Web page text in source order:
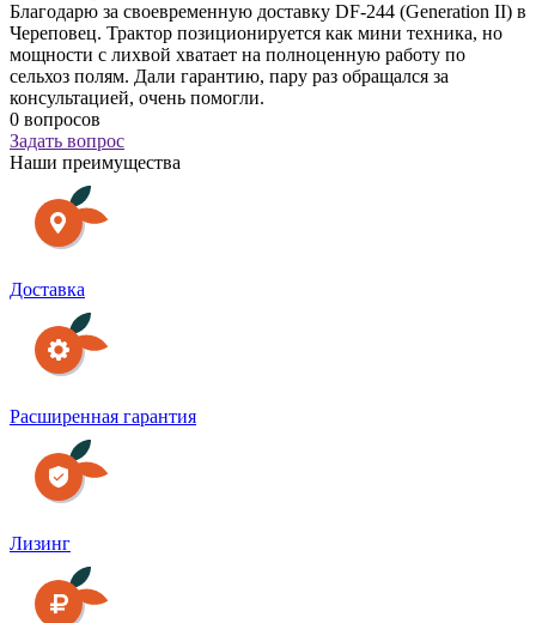
Благодарю за своевременную доставку DF-244 (Generation II) в
Череповец. Трактор позиционируется как мини техника, но
мощности с лихвой хватает на полноценную работу по
сельхоз полям. Дали гарантию, пару раз обращался за
консультацией, очень помогли.
0 вопросов
Задать вопрос
Наши преимущества
Доставка
Расширенная гарантия
Лизинг